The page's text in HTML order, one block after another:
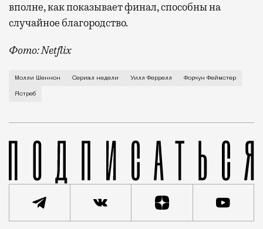
вполне, как показывает финал, способны на
случайное благородство.
Фото: Netflix
Когда-то Лонни Хокинс (Уилл Феррелл) был
Молли Шеннон Сериал недели Уилл Феррелл Форчун Феймстер
Ястреб